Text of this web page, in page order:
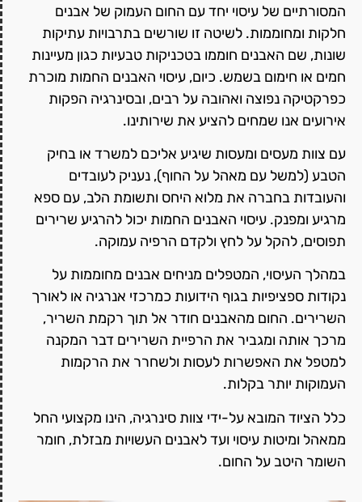
המסורתיים של עיסוי יחד עם החום העמוק של אבנים
חלקות ומחוממות. לשיטה זו שורשים בתרבויות עתיקות
שונות, שם האבנים חוממו בטכניקות טבעיות כגון מעיינות
חמים או חימום בשמש. כיום, עיסוי האבנים החמות מוכרת
כפרקטיקה נפוצה ואהובה על רבים, ובסינרגיה הפקות
אירועים אנו שמחים להציע את שירותינו.
עם צוות מעסים ומעסות שיגיע אליכם למשרד או בחיק
הטבע (למשל עם מאהל על החוף), נעניק לעובדים
והעובדות בחברה את מלוא היחס ותשומת הלב, עם ספא
מרגיע ומפנק. עיסוי האבנים החמות יכול להרגיע שרירים
תפוסים, להקל על לחץ ולקדם הרפיה עמוקה.
במהלך העיסוי, המטפלים מניחים אבנים מחוממות על
נקודות ספציפיות בגוף הידועות כמרכזי אנרגיה או לאורך
השרירים. החום מהאבנים חודר אל תוך רקמת השריר,
מרכך אותה ומגביר את הרפיית השרירים דבר המקנה
למטפל את האפשרות לעסות ולשחרר את הרקמות
העמוקות יותר בקלות.
כלל הציוד המובא על-ידי צוות סינרגיה, הינו מקצועי החל
ממאהל ומיטות עיסוי ועד לאבנים העשויות מבזלת, חומר
השומר היטב על החום.